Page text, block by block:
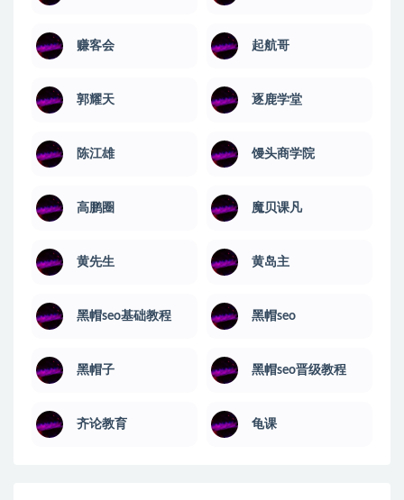
赚客会 起航哥
郭耀天 逐鹿学堂
陈江雄 馒头商学院
高鹏圈 魔贝课凡
黄先生 黄岛主
黑帽seo基础教程 黑帽seo
黑帽子 黑帽seo晋级教程
齐论教育 龟课